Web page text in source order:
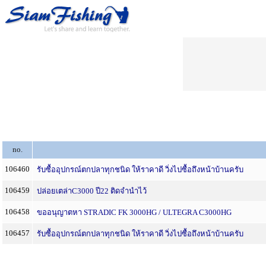
no.
106460 รับซื้ออุปกรณ์ตกปลาทุกชนิด ให้ราคาดี วิ่งไปซื้อถึงหน้าบ้านครับ
106459 ปล่อยเตล่าC3000 ปี22 ติดจำนำไว้
106458 ขออนุญาตหา STRADIC FK 3000HG / ULTEGRA C3000HG
106457 รับซื้ออุปกรณ์ตกปลาทุกชนิด ให้ราคาดี วิ่งไปซื้อถึงหน้าบ้านครับ